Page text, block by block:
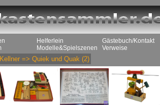
Helferlein
Modelle&Spielszenen
Gästebuch/Kontakt
Verweise
Kellner => Quiek und Quak (2)